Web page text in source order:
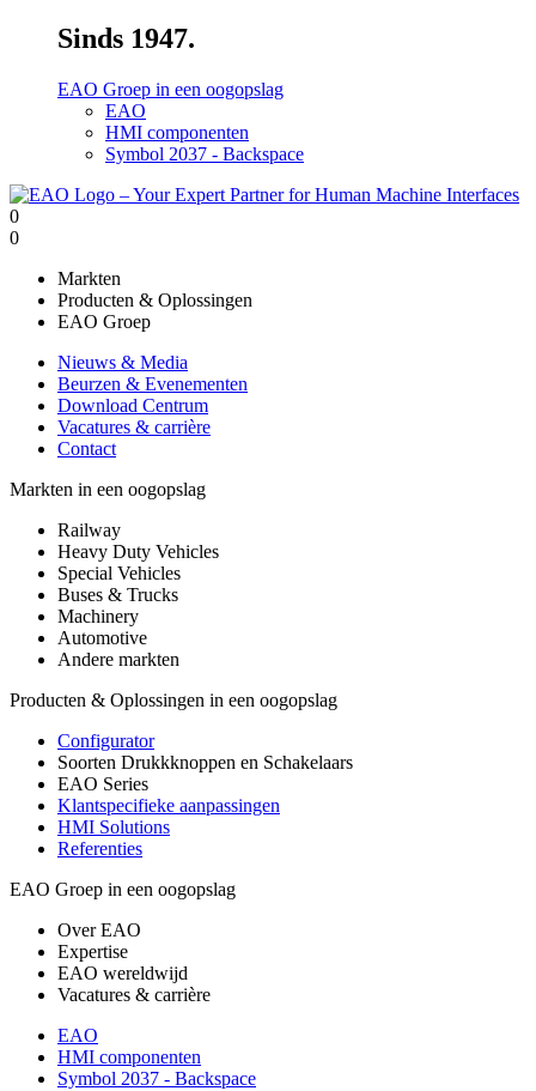
Sinds 1947.
EAO Groep in een oogopslag
EAO
HMI componenten
Symbol 2037 - Backspace
0
0
Markten
Producten & Oplossingen
EAO Groep
Nieuws & Media
Beurzen & Evenementen
Download Centrum
Vacatures & carrière
Contact
Markten in een oogopslag
Railway
Heavy Duty Vehicles
Special Vehicles
Buses & Trucks
Machinery
Automotive
Andere markten
Producten & Oplossingen in een oogopslag
Configurator
Soorten Drukkknoppen en Schakelaars
EAO Series
Klantspecifieke aanpassingen
HMI Solutions
Referenties
EAO Groep in een oogopslag
Over EAO
Expertise
EAO wereldwijd
Vacatures & carrière
EAO
HMI componenten
Symbol 2037 - Backspace